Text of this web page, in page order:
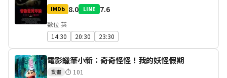
IMDb 8.0 LINE 7.6
數位 英
14:30
20:30 23:30
電影蠟筆小新：奇奇怪怪！我的妖怪假期
動畫 ⏱ 101